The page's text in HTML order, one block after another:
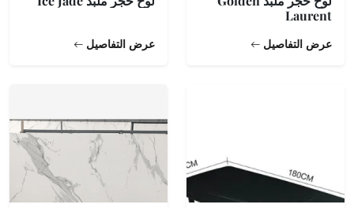
Laurent
عرض التفاصيل عرض التفاصيل